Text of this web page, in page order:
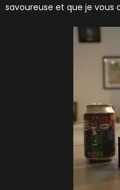
savoureuse et que je vous